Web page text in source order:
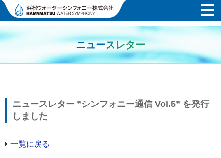
ニュースレター
ニュースレター ”シンフォニー通信 Vol.5” を発行
しました
一覧に戻る